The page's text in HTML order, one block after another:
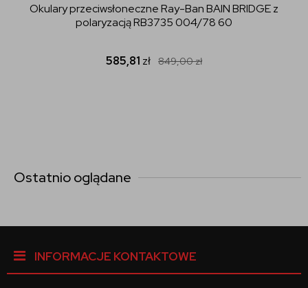
Okulary przeciwsłoneczne Ray-Ban BAIN BRIDGE z
polaryzacją RB3735 004/78 60
585,81 zł 849,00zł
Ostatnio oglądane
INFORMACJE KONTAKTOWE